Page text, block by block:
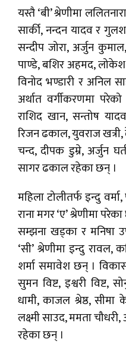
यस्तै ‘बी’ श्रेणीमा
सार्की, नन्दन यादव र
सन्दीप जोरा, अर्जुन
पाण्डे, बशिर अहमद,
विनोद भण्डारी र अनिल
अर्थात वर्गीकरणमा
राशिद खान, सन्तोष
रिजन ढकाल, युवराज
चन्द, दीपक डुम्रे, अर्जुन
सागर ढकाल रहेका छन् ।
महिला टोलीतर्फ इन्दु
राना मगर ‘ए’ श्रेणीमा
सम्झना खड्का र मनिषा
‘सी’ श्रेणीमा इन्दु रावल,
शर्मा समावेश छन् ।
सुमन विष्ट, इश्वरी विष्ट,
धामी, काजल श्रेष्ठ,
लक्ष्मी साउद, ममता चौधरी,
रहेका छन् ।